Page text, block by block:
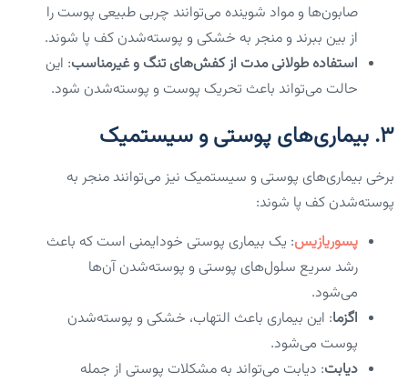
صابون‌ها و مواد شوینده می‌توانند چربی طبیعی پوست را
از بین ببرند و منجر به خشکی و پوسته‌شدن کف پا شوند.
استفاده طولانی مدت از کفش‌های تنگ و غیرمناسب: این
حالت می‌تواند باعث تحریک پوست و پوسته‌شدن شود.
۳. بیماری‌های پوستی و سیستمیک
برخی بیماری‌های پوستی و سیستمیک نیز می‌توانند منجر به
پوسته‌شدن کف پا شوند:
پسوریازیس: یک بیماری پوستی خودایمنی است که باعث
رشد سریع سلول‌های پوستی و پوسته‌شدن آن‌ها
می‌شود.
اگزما: این بیماری باعث التهاب، خشکی و پوسته‌شدن
پوست می‌شود.
دیابت: دیابت می‌تواند به مشکلات پوستی از جمله